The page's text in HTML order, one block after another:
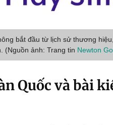
bắt đầu từ lịch sử thương
(Nguồn ảnh: Trang tin Newton
Quốc và bài